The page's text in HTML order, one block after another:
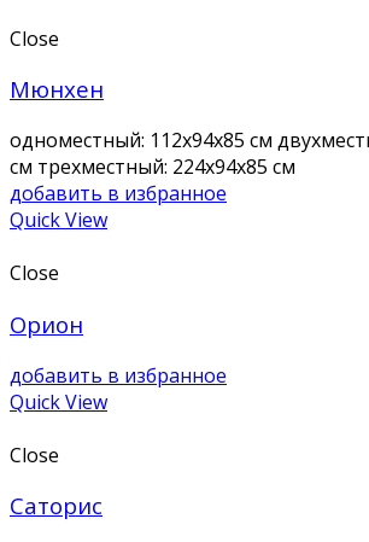
Close
Мюнхен
одноместный: 112х94х85 см
см трехместный: 224х94х85 см
добавить в избранное
Quick View
Close
Орион
добавить в избранное
Quick View
Close
Саторис